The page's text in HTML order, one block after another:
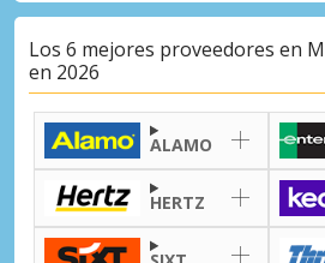
Los 6 mejores proveedores en
en 2026
ALAMO
HERTZ